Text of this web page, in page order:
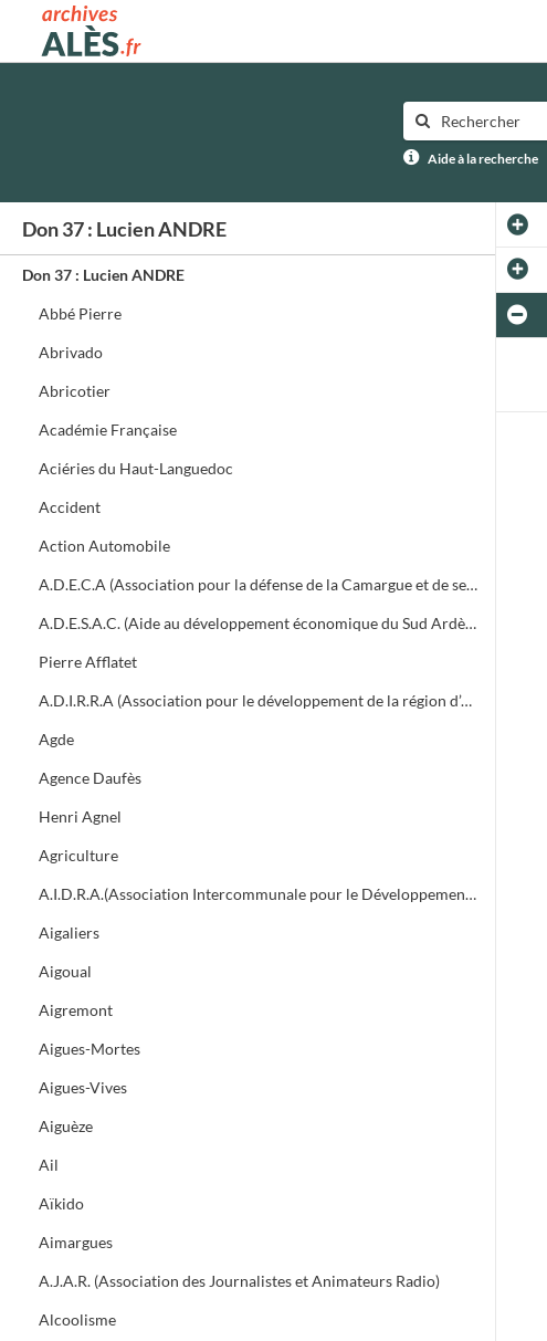
Archives municipales d'Alès
Aide à la recherche
Don 37 : Lucien ANDRE
Don 37 : Lucien ANDRE
Abbé Pierre
Abrivado
Abricotier
Académie Française
Aciéries du Haut-Languedoc
Accident
Action Automobile
A.D.E.C.A (Association pour la défense de la Camargue et de ses traditions)
A.D.E.S.A.C. (Aide au développement économique du Sud Ardèche et des Cévennes)
Pierre Afflatet
A.D.I.R.R.A (Association pour le développement de la région d’Alès)
Agde
Agence Daufès
Henri Agnel
Agriculture
A.I.D.R.A.(Association Intercommunale pour le Développement de la Région d'Alès)
Aigaliers
Aigoual
Aigremont
Aigues-Mortes
Aigues-Vives
Aiguèze
Ail
Aïkido
Aimargues
A.J.A.R. (Association des Journalistes et Animateurs Radio)
Alcoolisme